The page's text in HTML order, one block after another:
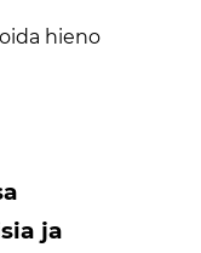
hieno
ja